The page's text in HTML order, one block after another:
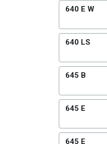
640 E W
640 LS
645 B
645 E
645 E